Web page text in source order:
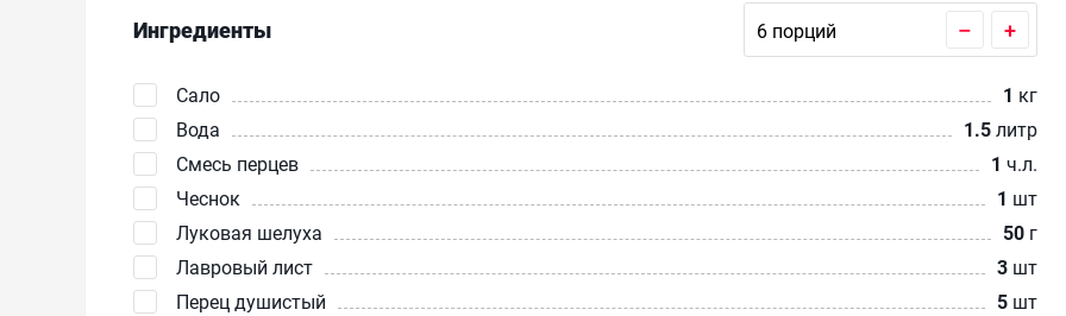
Ингредиенты – +
Сало 1 кг
Вода
1.5литр
Смесь перцев
1 ч.л.
Чеснок
1 шт
Луковая шелуха
50 г
Лавровый лист
3 шт
Перец душистый
5 шт